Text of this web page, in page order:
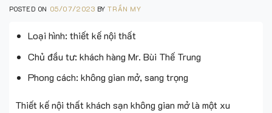
POSTED ON 05/07/2023 BYTRẦN MY
Loại hình: thiết kế nội thất
Chủ đầu tư: khách hàng Mr. Bùi Thế Trung
Phong cách: không gian mở, sang trọng
Thiết kế nội thất khách sạn không gian mở là một xu